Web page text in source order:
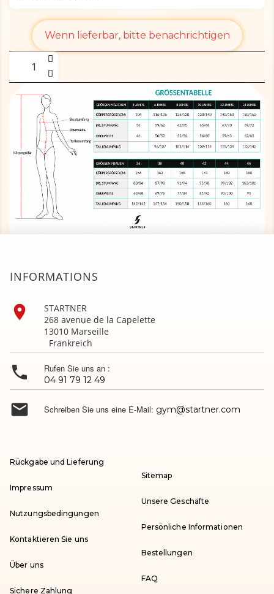
Wenn lieferbar, bitte benachrichtigen
INFORMATIONS

STARTNER
268 avenue de la Capelette
13010 Marseille
Frankreich
 Rufen Sie uns an :
04 91 79 12 49
 Schreiben Sie uns eine E-Mail: gym@startner.com
Rückgabe und Lieferung
Impressum
Nutzungsbedingungen
Kontaktieren Sie uns
Über uns
Sichere Zahlung
Sitemap
Unsere Geschäfte
Persönliche Informationen
Bestellungen
FAQ